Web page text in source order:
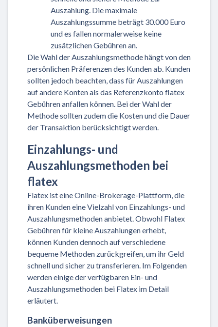
Auszahlung. Die maximale
Auszahlungssumme beträgt 30.000 Euro
und es fallen normalerweise keine
zusätzlichen Gebühren an.
Die Wahl der Auszahlungsmethode hängt von den
persönlichen Präferenzen des Kunden ab. Kunden
sollten jedoch beachten, dass für Auszahlungen
auf andere Konten als das Referenzkonto flatex
Gebühren anfallen können. Bei der Wahl der
Methode sollten zudem die Kosten und die Dauer
der Transaktion berücksichtigt werden.
Einzahlungs- und
Auszahlungsmethoden bei
flatex
Flatex ist eine Online-Brokerage-Plattform, die
ihren Kunden eine Vielzahl von Einzahlungs- und
Auszahlungsmethoden anbietet. Obwohl Flatex
Gebühren für kleine Auszahlungen erhebt,
können Kunden dennoch auf verschiedene
bequeme Methoden zurückgreifen, um ihr Geld
schnell und sicher zu transferieren. Im Folgenden
werden einige der verfügbaren Ein- und
Auszahlungsmethoden bei Flatex im Detail
erläutert.
Banküberweisungen